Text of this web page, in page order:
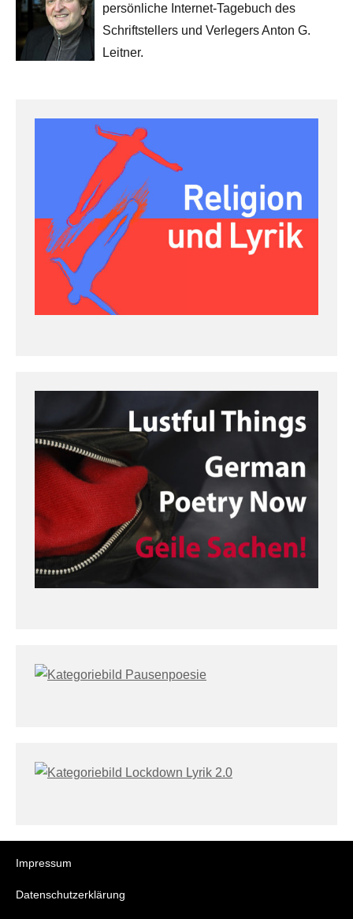
persönliche Internet-Tagebuch des
Schriftstellers und Verlegers Anton G.
Leitner.
Impressum
Datenschutzerklärung